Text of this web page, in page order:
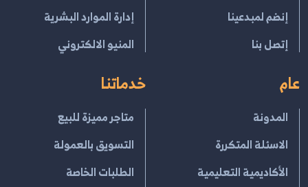
إنضم لمبدعينا
إتصل بنا
إدارة الموارد البشرية
المنيو الالكتروني
عام
المدونة
الاسئلة المتكررة
الأكاديمية التعليمية
خدماتنا
متاجر مميزة للبيع
التسويق بالعمولة
الطلبات الخاصة